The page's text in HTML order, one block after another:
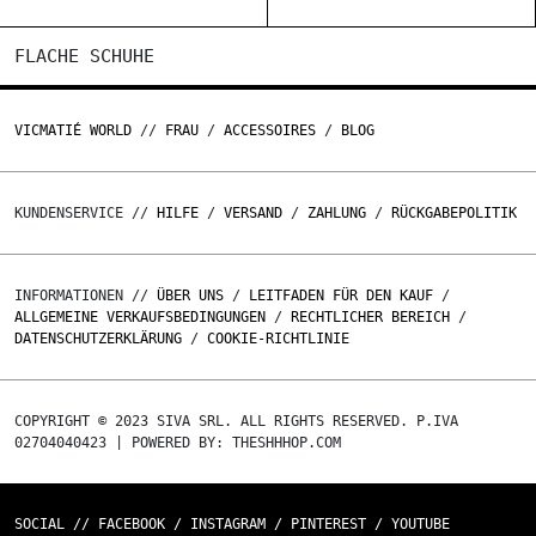
FLACHE SCHUHE
VICMATIÉ WORLD // FRAU / ACCESSOIRES / BLOG
KUNDENSERVICE // HILFE / VERSAND / ZAHLUNG / RÜCKGABEPOLITIK
INFORMATIONEN // ÜBER UNS / LEITFADEN FÜR DEN KAUF /
ALLGEMEINE VERKAUFSBEDINGUNGEN / RECHTLICHER BEREICH /
DATENSCHUTZERKLÄRUNG / COOKIE-RICHTLINIE
COPYRIGHT © 2023 SIVA SRL. ALL RIGHTS RESERVED. P.IVA
02704040423 | POWERED BY: THESHHHOP.COM
SOCIAL // FACEBOOK / INSTAGRAM / PINTEREST / YOUTUBE